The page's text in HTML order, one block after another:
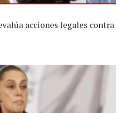
acciones legales contra